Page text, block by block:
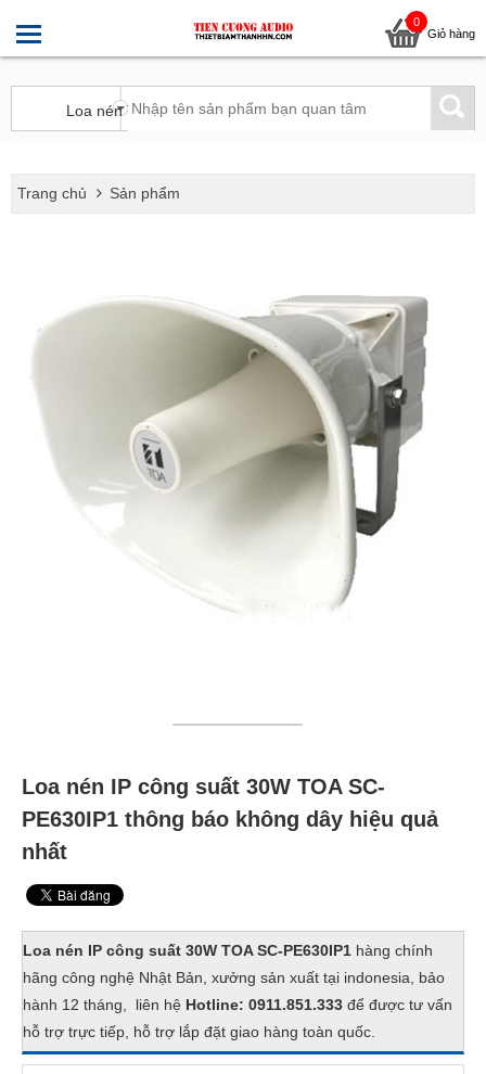
0
Giỏ hàng
Trang chủ Sản phẩm
Loa nén IP công suất 30W TOA SC-
PE630IP1 thông báo không dây hiệu quả
nhất
Loa nén IP công suất 30W TOA SC-PE630IP1 hàng chính
hãng công nghệ Nhật Bản, xưởng sản xuất tại indonesia, bảo
hành 12 tháng, liên hệ Hotline: 0911.851.333 để được tư vấn
hỗ trợ trực tiếp, hỗ trợ lắp đặt giao hàng toàn quốc.